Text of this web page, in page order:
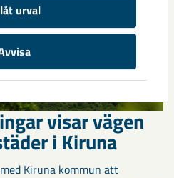
urval
visar vägen
i Kiruna
Kiruna kommun att